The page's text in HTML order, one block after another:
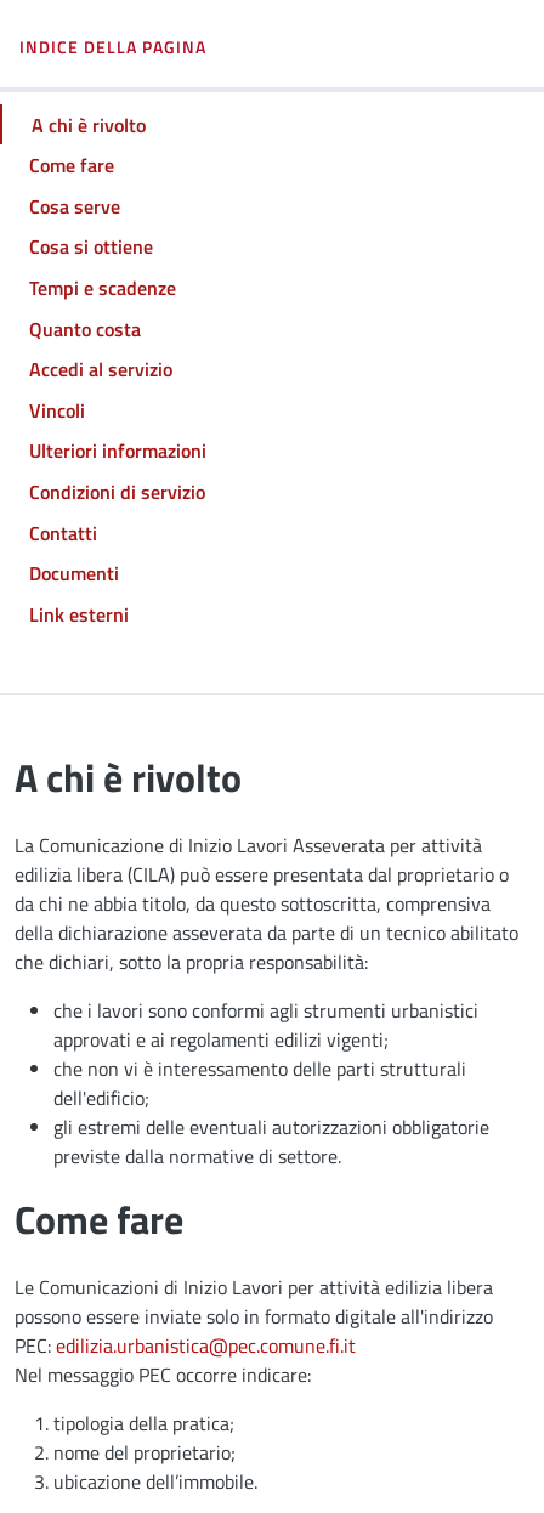
INDICE DELLA PAGINA
A chi è rivolto
Come fare
Cosa serve
Cosa si ottiene
Tempi e scadenze
Quanto costa
Accedi al servizio
Vincoli
Ulteriori informazioni
Condizioni di servizio
Contatti
Documenti
Link esterni
A chi è rivolto
La Comunicazione di Inizio Lavori Asseverata per attività
edilizia libera (CILA) può essere presentata dal proprietario o
da chi ne abbia titolo, da questo sottoscritta, comprensiva
della dichiarazione asseverata da parte di un tecnico abilitato
che dichiari, sotto la propria responsabilità:
che i lavori sono conformi agli strumenti urbanistici
approvati e ai regolamenti edilizi vigenti;
che non vi è interessamento delle parti strutturali
dell'edificio;
gli estremi delle eventuali autorizzazioni obbligatorie
previste dalla normative di settore.
Come fare
Le Comunicazioni di Inizio Lavori per attività edilizia libera
possono essere inviate solo in formato digitale all'indirizzo
PEC:edilizia.urbanistica@pec.comune.fi.it
Nel messaggio PEC occorre indicare:
tipologia della pratica;
nome del proprietario;
ubicazione dell’immobile.